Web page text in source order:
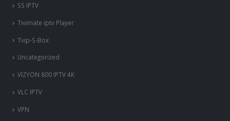
SS IPTV
Tivimate iptv Player
Tvip-S-Box
Uncategorized
VIZYON 800 IPTV 4K
VLC IPTV
VPN